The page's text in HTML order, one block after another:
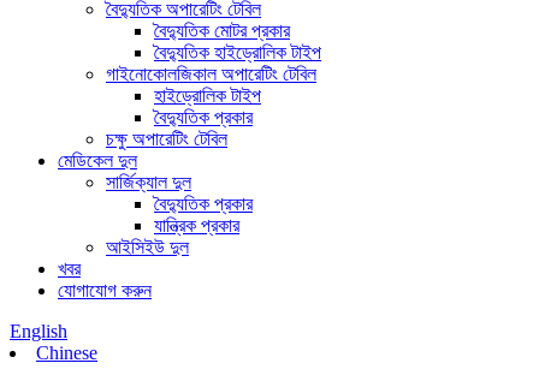
বৈদ্যুতিক অপারেটিং টেবিল
বৈদ্যুতিক মোটর প্রকার
বৈদ্যুতিক হাইড্রোলিক টাইপ
গাইনোকোলজিকাল অপারেটিং টেবিল
হাইড্রোলিক টাইপ
বৈদ্যুতিক প্রকার
চক্ষু অপারেটিং টেবিল
মেডিকেল দুল
সার্জিক্যাল দুল
বৈদ্যুতিক প্রকার
যান্ত্রিক প্রকার
আইসিইউ দুল
খবর
যোগাযোগ করুন
English
Chinese